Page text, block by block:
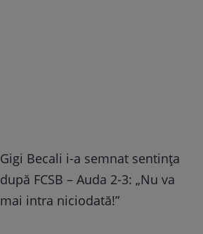
Gigi Becali i-a semnat sentința
după FCSB – Auda 2-3: „Nu va
mai intra niciodată!”